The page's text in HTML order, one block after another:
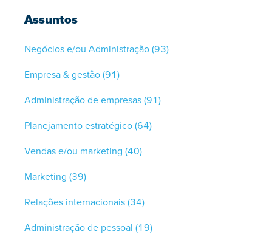
Assuntos
Negócios e/ou Administração(93)
Empresa & gestão(91)
Administração de empresas(91)
Planejamento estratégico(64)
Vendas e/ou marketing (40)
Marketing (39)
Relações internacionais(34)
Administração de pessoal (19)